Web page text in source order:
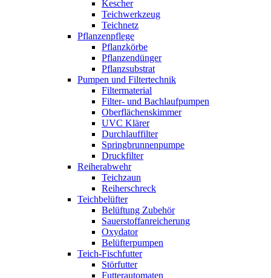
Kescher
Teichwerkzeug
Teichnetz
Pflanzenpflege
Pflanzkörbe
Pflanzendünger
Pflanzsubstrat
Pumpen und Filtertechnik
Filtermaterial
Filter- und Bachlaufpumpen
Oberflächenskimmer
UVC Klärer
Durchlauffilter
Springbrunnenpumpe
Druckfilter
Reiherabwehr
Teichzaun
Reiherschreck
Teichbelüfter
Belüftung Zubehör
Sauerstoffanreicherung
Oxydator
Belüfterpumpen
Teich-Fischfutter
Störfutter
Futterautomaten